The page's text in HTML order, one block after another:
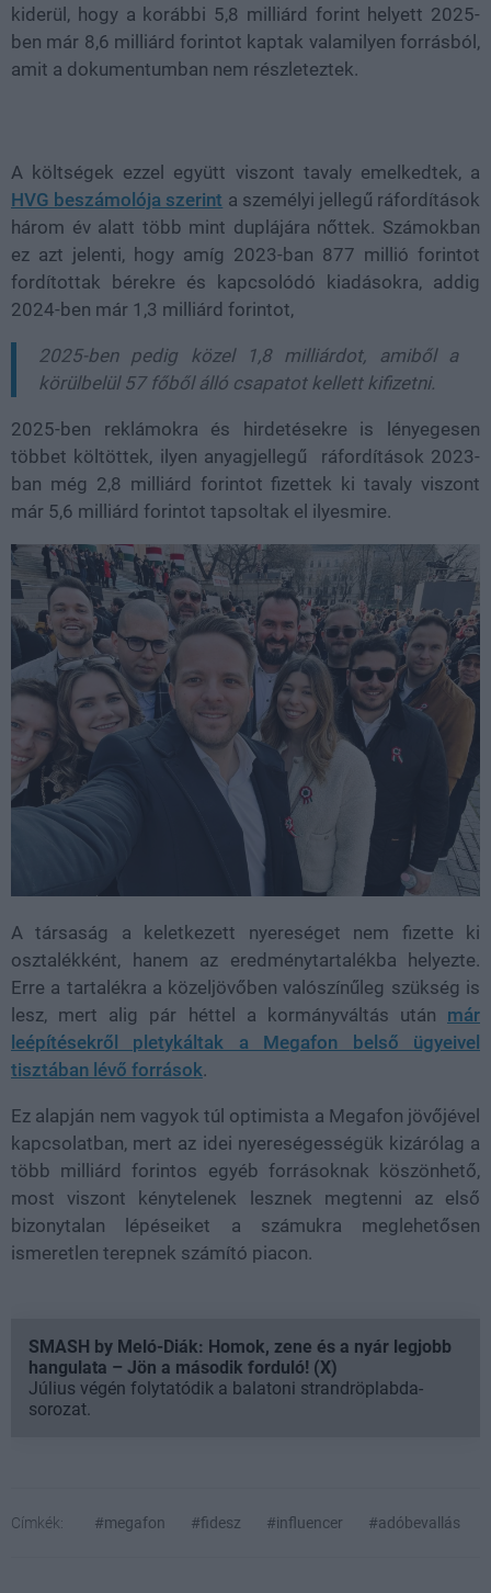
kiderül, hogy a korábbi 5,8 milliárd forint helyett 2025-
ben már 8,6 milliárd forintot kaptak valamilyen forrásból,
amit a dokumentumban nem részleteztek.
A költségek ezzel együtt viszont tavaly emelkedtek, a
HVG beszámolója szerint a személyi jellegű ráfordítások
három év alatt több mint duplájára nőttek. Számokban
ez azt jelenti, hogy amíg 2023-ban 877 millió forintot
fordítottak bérekre és kapcsolódó kiadásokra, addig
2024-ben már 1,3 milliárd forintot,
2025-ben pedig közel 1,8 milliárdot, amiből a
körülbelül 57 főből álló csapatot kellett kifizetni.
2025-ben reklámokra és hirdetésekre is lényegesen
többet költöttek, ilyen anyagjellegű ráfordítások 2023-
ban még 2,8 milliárd forintot fizettek ki tavaly viszont
már 5,6 milliárd forintot tapsoltak el ilyesmire.
A társaság a keletkezett nyereséget nem fizette ki
osztalékként, hanem az eredménytartalékba helyezte.
Erre a tartalékra a közeljövőben valószínűleg szükség is
lesz, mert alig pár héttel a kormányváltás után már
leépítésekről pletykáltak a Megafon belső ügyeivel
tisztában lévő források.
Ez alapján nem vagyok túl optimista a Megafon jövőjével
kapcsolatban, mert az idei nyereségességük kizárólag a
több milliárd forintos egyéb forrásoknak köszönhető,
most viszont kénytelenek lesznek megtenni az első
bizonytalan lépéseiket a számukra meglehetősen
ismeretlen terepnek számító piacon.
SMASH by Meló-Diák: Homok, zene és a nyár legjobb
hangulata – Jön a második forduló! (X)
Július végén folytatódik a balatoni strandröplabda-
sorozat.
Címkék: #megafon #fidesz #influencer #adóbevallás